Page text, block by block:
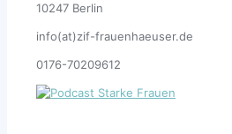
10247 Berlin
info(at)zif-frauenhaeuser.de
0176-70209612